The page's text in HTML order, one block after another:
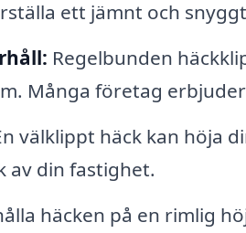
ett jämnt och
Regelbunden
Många företag
välklippt häck kan höja
av din fastighet.
häcken på en rimlig